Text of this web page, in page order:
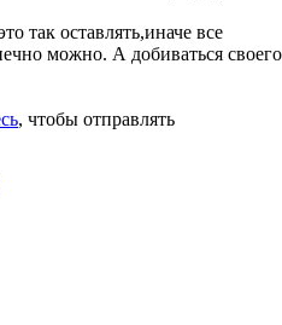
так оставлять,иначе все
можно. А добиваться своего
, чтобы отправлять